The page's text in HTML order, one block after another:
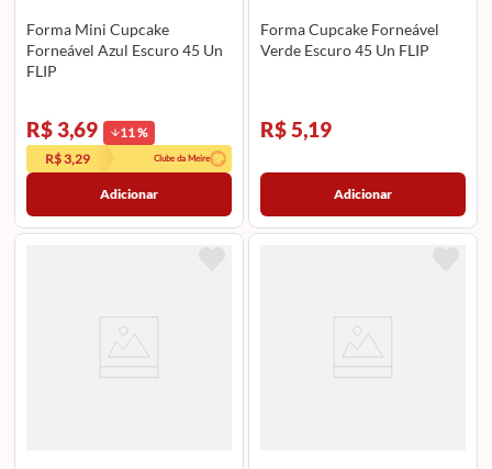
Forma Mini Cupcake
Forneável Azul Escuro 45 Un
FLIP
R$ 3,69 11%
R$ 3,29
Clube da Meire
Adicionar
Forma Cupcake Forneável
Verde Escuro 45 Un FLIP
R$ 5,19
Adicionar